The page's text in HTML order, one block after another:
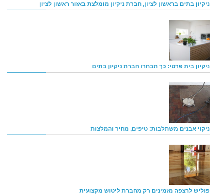
ניקיון בתים בראשון לציון, חברת ניקיון מומלצת באזור ראשון לציון
ניקיון בית פרטי: כך תבחרו חברת ניקיון בתים
ניקוי אבנים משתלבות: טיפים, מחיר והמלצות
פוליש לרצפה מזמינים רק מחברת ליטוש מקצועית